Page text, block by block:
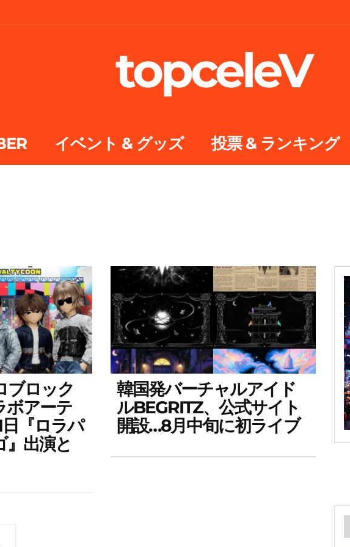
topceleV
イベント & グッズ 投票 & ランキング
ブロック
ボアーテ
『ロラパ
』出演と
韓国発バーチャルアイド
ルBEGRITZ、公式サイト
開設…8月中旬に初ライブ